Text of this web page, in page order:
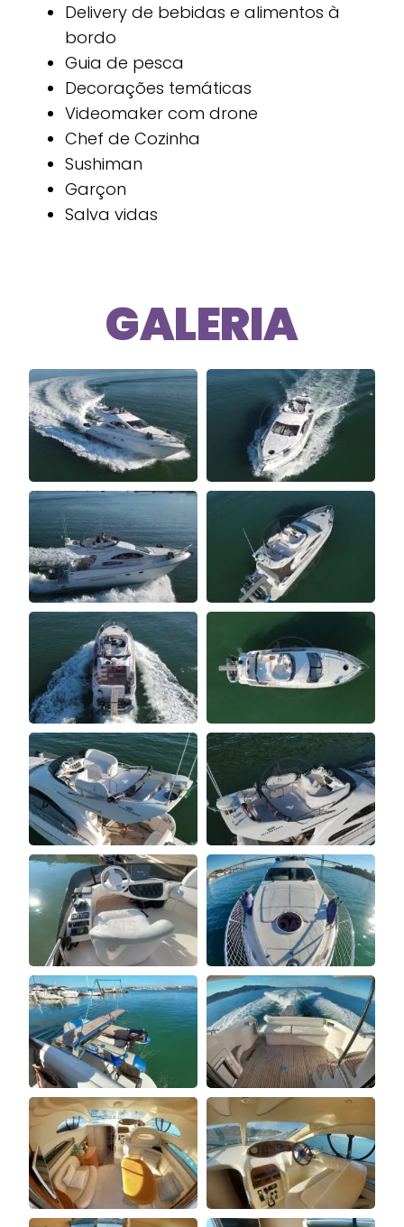
Delivery de bebidas e alimentos à
bordo
Guia de pesca
Decorações temáticas
Videomaker com drone
Chef de Cozinha
Sushiman
Garçon
Salva vidas
GALERIA